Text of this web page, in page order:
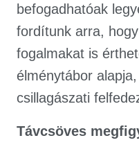
befogadhatóak
fordítunk arra,
fogalmakat is
élménytábor
csillagászati
Távcsöves